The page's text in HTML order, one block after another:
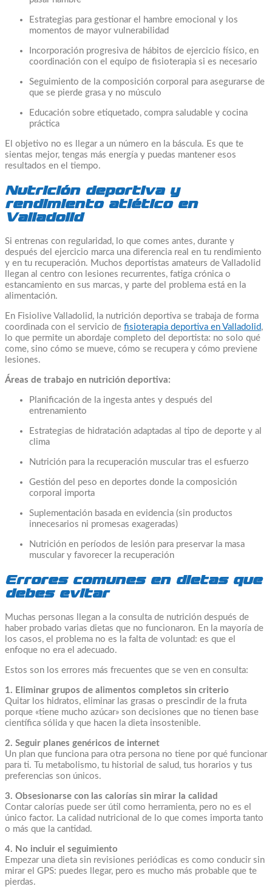
Estrategias para gestionar el hambre emocional y los
momentos de mayor vulnerabilidad
Incorporación progresiva de hábitos de ejercicio físico, en
coordinación con el equipo de fisioterapia si es necesario
Seguimiento de la composición corporal para asegurarse de
que se pierde grasa y no músculo
Educación sobre etiquetado, compra saludable y cocina
práctica
El objetivo no es llegar a un número en la báscula. Es que te
sientas mejor, tengas más energía y puedas mantener esos
resultados en el tiempo.
Nutrición deportiva y
rendimiento atlético en
Valladolid
Si entrenas con regularidad, lo que comes antes, durante y
después del ejercicio marca una diferencia real en tu rendimiento
y en tu recuperación. Muchos deportistas amateurs de Valladolid
llegan al centro con lesiones recurrentes, fatiga crónica o
estancamiento en sus marcas, y parte del problema está en la
alimentación.
En Fisiolive Valladolid, la nutrición deportiva se trabaja de forma
coordinada con el servicio de fisioterapia deportiva en Valladolid,
lo que permite un abordaje completo del deportista: no solo qué
come, sino cómo se mueve, cómo se recupera y cómo previene
lesiones.
Áreas de trabajo en nutrición deportiva:
Planificación de la ingesta antes y después del
entrenamiento
Estrategias de hidratación adaptadas al tipo de deporte y al
clima
Nutrición para la recuperación muscular tras el esfuerzo
Gestión del peso en deportes donde la composición
corporal importa
Suplementación basada en evidencia (sin productos
innecesarios ni promesas exageradas)
Nutrición en períodos de lesión para preservar la masa
muscular y favorecer la recuperación
Errores comunes en dietas que
debes evitar
Muchas personas llegan a la consulta de nutrición después de
haber probado varias dietas que no funcionaron. En la mayoría de
los casos, el problema no es la falta de voluntad: es que el
enfoque no era el adecuado.
Estos son los errores más frecuentes que se ven en consulta:
1. Eliminar grupos de alimentos completos sin criterio
Quitar los hidratos, eliminar las grasas o prescindir de la fruta
porque «tiene mucho azúcar» son decisiones que no tienen base
científica sólida y que hacen la dieta insostenible.
2. Seguir planes genéricos de internet
Un plan que funciona para otra persona no tiene por qué funcionar
para ti. Tu metabolismo, tu historial de salud, tus horarios y tus
preferencias son únicos.
3. Obsesionarse con las calorías sin mirar la calidad
Contar calorías puede ser útil como herramienta, pero no es el
único factor. La calidad nutricional de lo que comes importa tanto
o más que la cantidad.
4. No incluir el seguimiento
Empezar una dieta sin revisiones periódicas es como conducir sin
mirar el GPS: puedes llegar, pero es mucho más probable que te
pierdas.